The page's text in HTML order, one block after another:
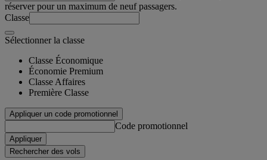
réserver pour un maximum de neuf passagers.
Classe
Sélectionner la classe
Classe Économique
Économie Premium
Classe Affaires
Première Classe
Appliquer un code promotionnel
Code promotionnel
Appliquer
Rechercher des vols